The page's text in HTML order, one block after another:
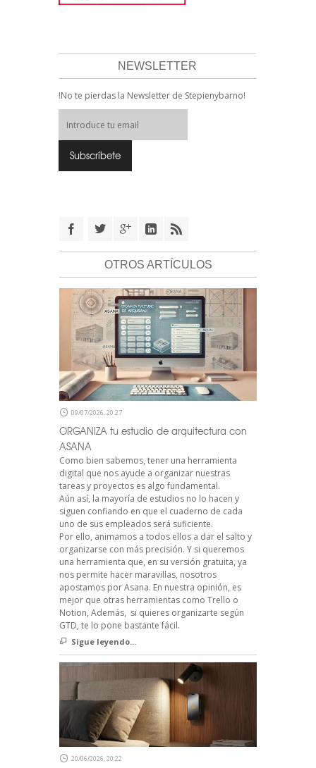
NEWSLETTER
!No te pierdas la Newsletter de Stepienybarno!
OTROS ARTÍCULOS
09/07/2026, 20:27
ORGANIZA tu estudio de arquitectura con
ASANA
Como bien sabemos, tener una herramienta
digital que nos ayude a organizar nuestras
tareas y proyectos es algo fundamental.
Aún así, la mayoría de estudios no lo hacen y
siguen confiando en que el cuaderno de cada
uno de sus empleados será suficiente.
Por ello, animamos a todos ellos a dar el salto y
organizarse con más precisión. Y si queremos
una herramienta que, en su versión gratuita, ya
nos permite hacer maravillas, nosotros
apostamos por Asana. En nuestra opinión, es
mejor que otras herramientas como Trello o
Notion, Además, si quieres organizarte según
GTD, te lo pone bastante fácil.
Sigue leyendo...
20/06/2026, 20:22